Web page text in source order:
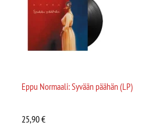
Eppu Normaali: Syvään päähän (LP)
25,90€